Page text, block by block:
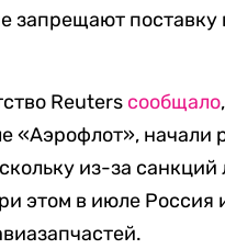
запрещают поставку
Reuters сообщало
«Аэрофлот», начали
из-за
этом в июле Россия